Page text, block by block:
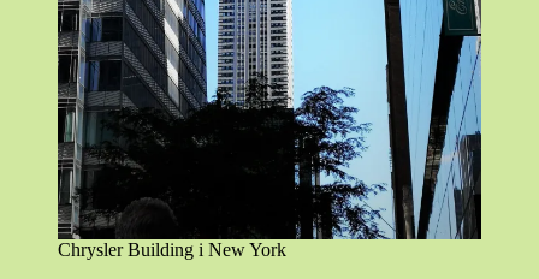
Chrysler Building i New York